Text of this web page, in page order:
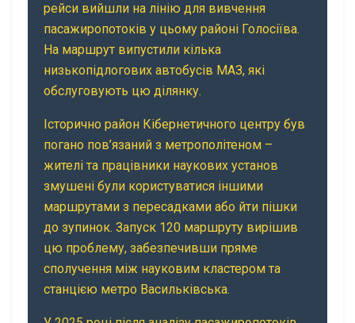
рейси вийшли на лінію для вивчення
пасажиропотоків у цьому районі Голосіїва.
На маршрут випустили кілька
низькопідлогових автобусів МАЗ, які
обслуговують цю ділянку.
Історично район Кібернетичного центру був
погано пов’язаний з метрополітеном –
жителі та працівники наукових установ
змушені були користуватися іншими
маршрутами з пересадками або йти пішки
до зупинок. Запуск 120 маршруту вирішив
цю проблему, забезпечивши пряме
сполучення між науковим кластером та
станцією метро Васильківська.